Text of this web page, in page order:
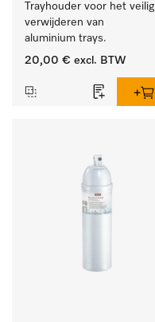
Trayhouder voor het veilig
verwijderen van
aluminium trays.
20,00 € excl. BTW